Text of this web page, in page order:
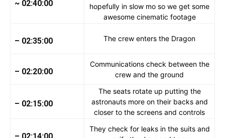
~ 02:40:00
hopefully in slow mo so we get some
awesome cinematic footage
– 02:35:00 The crew enters the Dragon
– 02:20:00
Communications check between the
crew and the ground
– 02:15:00
The seats rotate up putting the
astronauts more on their backs and
closer to the screens and controls
They check for leaks in the suits and